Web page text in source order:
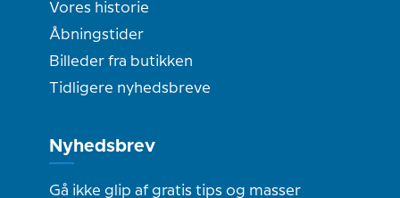
Vores historie
Åbningstider
Billeder fra butikken
Tidligere nyhedsbreve
Nyhedsbrev
Gå ikke glip af gratis tips og masser